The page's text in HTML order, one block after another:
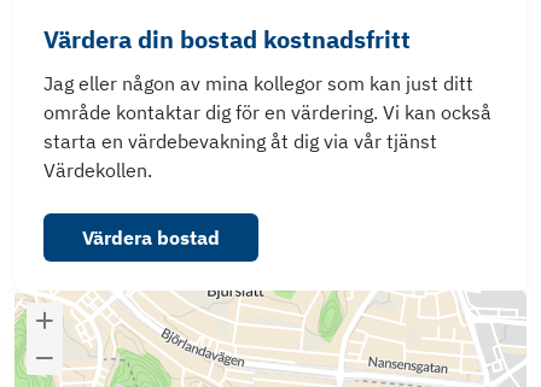
Värdera din bostad kostnadsfritt
Jag eller någon av mina kollegor som kan just ditt
område kontaktar dig för en värdering. Vi kan också
starta en värdebevakning åt dig via vår tjänst
Värdekollen.
Värdera bostad